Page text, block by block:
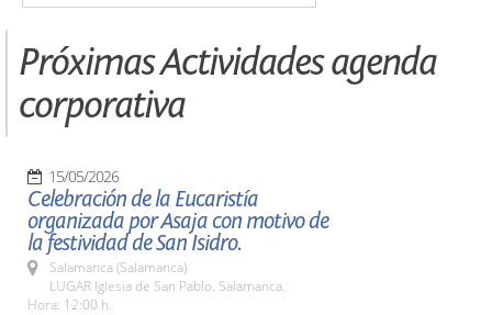
Próximas Actividades agenda
corporativa
15/05/2026
Celebración de la Eucaristía
organizada por Asaja con motivo de
la festividad de San Isidro.
Salamanca (Salamanca)
LUGAR Iglesia de San Pablo. Salamanca.
Hora: 12:00 h.